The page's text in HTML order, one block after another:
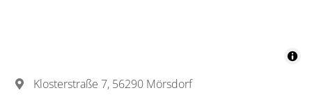
Klosterstraße 7, 56290 Mörsdorf